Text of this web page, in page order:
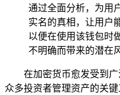
通过全面分析，为用
实名的真相，让用户
以便在使用该钱包时
不明确而带来的潜在
在加密货币愈发受到
众多投资者管理资产的关